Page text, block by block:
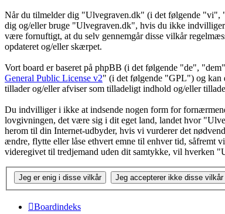
Når du tilmelder dig "Ulvegraven.dk" (i det følgende
dig og/eller bruge "Ulvegraven.dk", hvis du ikke
være fornuftigt, at du selv gennemgår disse vilkår
opdateret og/eller skærpet.
Vort board er baseret på phpBB (i det følgende "de",
General Public License v2" (i det følgende "GPL") og kan
tillader og/eller afviser som tilladeligt indhold og/eller
Du indvilliger i ikke at indsende nogen form for
lovgivningen, det være sig i dit eget land, landet hvor
herom til din Internet-udbyder, hvis vi vurderer det
ændre, flytte eller låse ethvert emne til enhver tid, såfremt
videregivet til tredjemand uden dit samtykke, vil hverken
Boardindeks